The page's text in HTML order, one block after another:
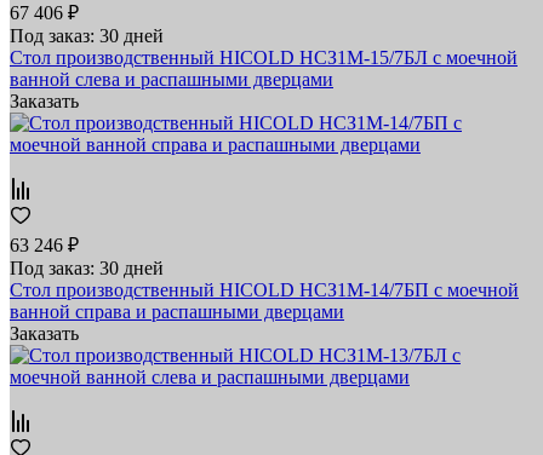
67 406 ₽
Под заказ: 30 дней
Стол производственный HICOLD НСЗ1М-15/7БЛ с моечной
ванной слева и распашными дверцами
Заказать
63 246 ₽
Под заказ: 30 дней
Стол производственный HICOLD НСЗ1М-14/7БП с моечной
ванной справа и распашными дверцами
Заказать